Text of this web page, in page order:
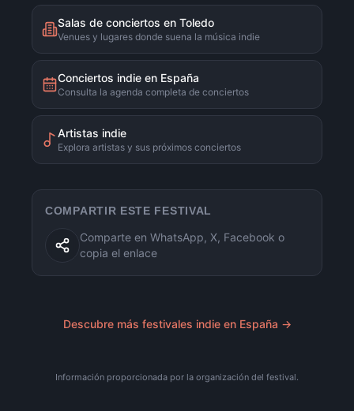
Salas de conciertos en Toledo
Venues y lugares donde suena la música indie
Conciertos indie en España
Consulta la agenda completa de conciertos
Artistas indie
Explora artistas y sus próximos conciertos
COMPARTIR ESTE FESTIVAL
Comparte en WhatsApp, X, Facebook o
copia el enlace
Descubre más festivales indie en España →
Información proporcionada por la organización del festival.